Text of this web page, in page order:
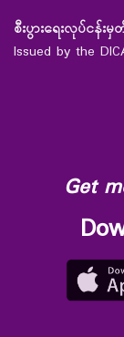
စီးပွားရေးလုပ်င
Issued by the
Get